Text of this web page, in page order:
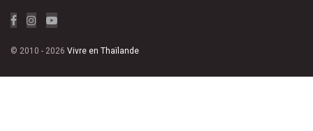
© 2010 - 2026 Vivre en Thaïlande